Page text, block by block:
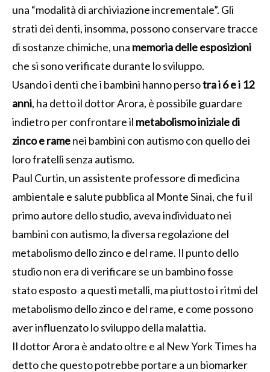
una “modalità di archiviazione incrementale”. Gli
strati dei denti, insomma, possono conservare tracce
di sostanze chimiche, una memoria delle esposizioni
che si sono verificate durante lo sviluppo.
Usando i denti che i bambini hanno persotra i 6 e i 12
anni, ha detto il dottor Arora, è possibile guardare
indietro per confrontare il metabolismo iniziale di
zinco e ramenei bambini con autismo con quello dei
loro fratelli senza autismo.
Paul Curtin, un assistente professore di medicina
ambientale e salute pubblica al Monte Sinai, che fu il
primo autore dello studio, aveva individuato nei
bambini con autismo, la diversa regolazione del
metabolismo dello zinco e del rame. Il punto dello
studio non era di verificare se un bambino fosse
stato esposto a questi metalli, ma piuttosto i ritmi del
metabolismo dello zinco e del rame, e come possono
aver influenzato lo sviluppo della malattia.
Il dottor Arora è andato oltre e al New York Times ha
detto che questo potrebbe portare a un biomarker